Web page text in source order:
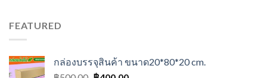
FEATURED
กล่องบรรจุสินค้า ขนาด20*80*20 cm.